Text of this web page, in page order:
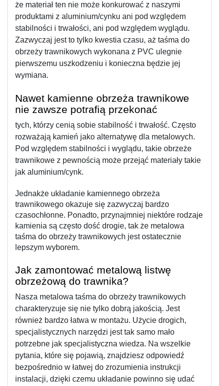
że materiał ten nie może konkurować z naszymi
produktami z aluminium/cynku ani pod względem
stabilności i trwałości, ani pod względem wyglądu.
Zazwyczaj jest to tylko kwestia czasu, aż taśma do
obrzeży trawnikowych wykonana z PVC ulegnie
pierwszemu uszkodzeniu i konieczna będzie jej
wymiana.
Nawet kamienne obrzeża trawnikowe
nie zawsze potrafią przekonać
tych, którzy cenią sobie stabilność i trwałość. Często
rozważają kamień jako alternatywę dla metalowych.
Pod względem stabilności i wyglądu, takie obrzeże
trawnikowe z pewnością może przejąć materiały takie
jak aluminium/cynk.
Jednakże układanie kamiennego obrzeża
trawnikowego okazuje się zazwyczaj bardzo
czasochłonne. Ponadto, przynajmniej niektóre rodzaje
kamienia są często dość drogie, tak że metalowa
taśma do obrzeży trawnikowych jest ostatecznie
lepszym wyborem.
Jak zamontować metalową listwę
obrzeżową do trawnika?
Nasza metalowa taśma do obrzeży trawnikowych
charakteryzuje się nie tylko dobrą jakością. Jest
również bardzo łatwa w montażu. Użycie drogich,
specjalistycznych narzędzi jest tak samo mało
potrzebne jak specjalistyczna wiedza. Na wszelkie
pytania, które się pojawią, znajdziesz odpowiedź
bezpośrednio w łatwej do zrozumienia instrukcji
instalacji, dzięki czemu układanie powinno się udać